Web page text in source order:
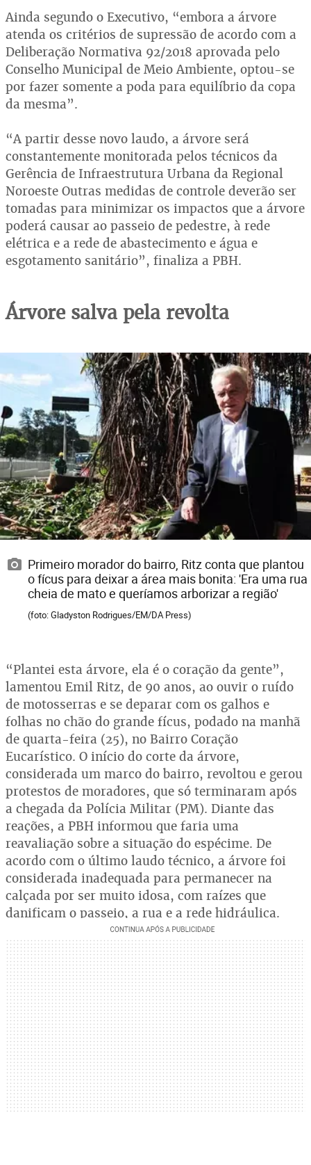
Ainda segundo o Executivo, “embora a árvore
atenda os critérios de supressão de acordo com a
Deliberação Normativa 92/2018 aprovada pelo
Conselho Municipal de Meio Ambiente, optou-se
por fazer somente a poda para equilíbrio da copa
da mesma”.
“A partir desse novo laudo, a árvore será
constantemente monitorada pelos técnicos da
Gerência de Infraestrutura Urbana da Regional
Noroeste Outras medidas de controle deverão ser
tomadas para minimizar os impactos que a árvore
poderá causar ao passeio de pedestre, à rede
elétrica e a rede de abastecimento e água e
esgotamento sanitário”, finaliza a PBH.
Árvore salva pela revolta
Primeiro morador do bairro, Ritz conta que plantou
o fícus para deixar a área mais bonita: 'Era uma rua
cheia de mato e queríamos arborizar a região'
(foto: Gladyston Rodrigues/EM/DA Press)
“Plantei esta árvore, ela é o coração da gente”,
lamentou Emil Ritz, de 90 anos, ao ouvir o ruído
de motosserras e se deparar com os galhos e
folhas no chão do grande fícus, podado na manhã
de quarta-feira (25), no Bairro Coração
Eucarístico. O início do corte da árvore,
considerada um marco do bairro, revoltou e gerou
protestos de moradores, que só terminaram após
a chegada da Polícia Militar (PM). Diante das
reações, a PBH informou que faria uma
reavaliação sobre a situação do espécime. De
acordo com o último laudo técnico, a árvore foi
considerada inadequada para permanecer na
calçada por ser muito idosa, com raízes que
danificam o passeio, a rua e a rede hidráulica.